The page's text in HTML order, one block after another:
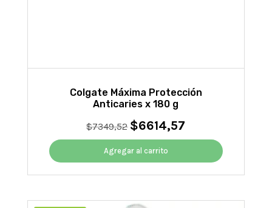
Colgate Máxima Protección
Anticaries x 180 g
$7349,52 El
precio
original
era:
$7349,52.
$6614,57
precio
es:
$6614,57.
Agregar al carrito